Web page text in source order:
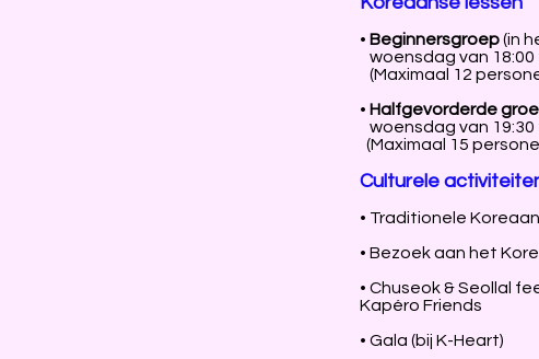
• Beginnersgroep(in
woensdag van 18:00
(Maximaal 12
• Halfgevorderde
woensdag van 19:30
(Maximaal 15
Culturele
• Traditionele
• Bezoek aan het
• Chuseok & Seollal
Kapéro Friends
• Gala (bij K-Heart)